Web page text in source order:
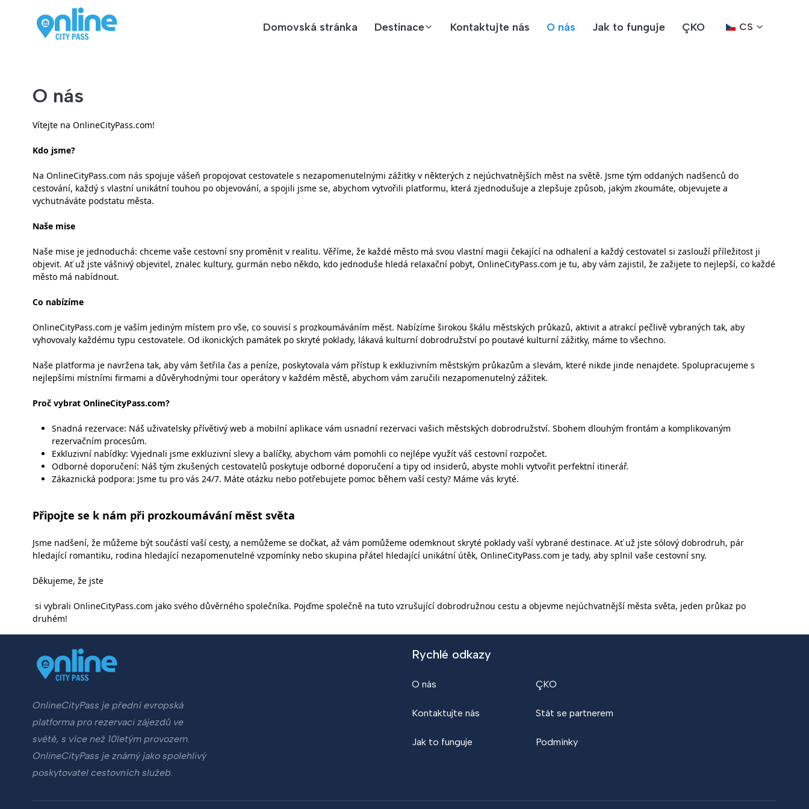
Domovská stránka Destinace Kontaktujte nás O nás Jak to funguje ÇKO CS
O nás
Vítejte na OnlineCityPass.com!
Kdo jsme?
Na OnlineCityPass.com nás spojuje vášeň propojovat cestovatele s nezapomenutelnými zážitky v některých z nejúchvatnějších měst na světě. Jsme tým oddaných nadšenců do
cestování, každý s vlastní unikátní touhou po objevování, a spojili jsme se, abychom vytvořili platformu, která zjednodušuje a zlepšuje způsob, jakým zkoumáte, objevujete a
vychutnáváte podstatu města.
Naše mise
Naše mise je jednoduchá: chceme vaše cestovní sny proměnit v realitu. Věříme, že každé město má svou vlastní magii čekající na odhalení a každý cestovatel si zaslouží příležitost ji
objevit. Ať už jste vášnivý objevitel, znalec kultury, gurmán nebo někdo, kdo jednoduše hledá relaxační pobyt, OnlineCityPass.com je tu, aby vám zajistil, že zažijete to nejlepší, co každé
město má nabídnout.
Co nabízíme
OnlineCityPass.com je vaším jediným místem pro vše, co souvisí s prozkoumáváním měst. Nabízíme širokou škálu městských průkazů, aktivit a atrakcí pečlivě vybraných tak, aby
vyhovovaly každému typu cestovatele. Od ikonických památek po skryté poklady, lákavá kulturní dobrodružství po poutavé kulturní zážitky, máme to všechno.
Naše platforma je navržena tak, aby vám šetřila čas a peníze, poskytovala vám přístup k exkluzivním městským průkazům a slevám, které nikde jinde nenajdete. Spolupracujeme s
nejlepšími místními firmami a důvěryhodnými tour operátory v každém městě, abychom vám zaručili nezapomenutelný zážitek.
Proč vybrat OnlineCityPass.com?
Snadná rezervace: Náš uživatelsky přívětivý web a mobilní aplikace vám usnadní rezervaci vašich městských dobrodružství. Sbohem dlouhým frontám a komplikovaným
rezervačním procesům.
Exkluzivní nabídky: Vyjednali jsme exkluzivní slevy a balíčky, abychom vám pomohli co nejlépe využít váš cestovní rozpočet.
Odborné doporučení: Náš tým zkušených cestovatelů poskytuje odborné doporučení a tipy od insiderů, abyste mohli vytvořit perfektní itinerář.
Zákaznická podpora: Jsme tu pro vás 24/7. Máte otázku nebo potřebujete pomoc během vaší cesty? Máme vás kryté.
Připojte se k nám při prozkoumávání měst světa
Jsme nadšení, že můžeme být součástí vaší cesty, a nemůžeme se dočkat, až vám pomůžeme odemknout skryté poklady vaší vybrané destinace. Ať už jste sólový dobrodruh, pár
hledající romantiku, rodina hledající nezapomenutelné vzpomínky nebo skupina přátel hledající unikátní útěk, OnlineCityPass.com je tady, aby splnil vaše cestovní sny.
Děkujeme, že jste
si vybrali OnlineCityPass.com jako svého důvěrného společníka. Pojďme společně na tuto vzrušující dobrodružnou cestu a objevme nejúchvatnější města světa, jeden průkaz po
druhém!
OnlineCityPass je přední evropská
platforma pro rezervaci zájezdů ve
světě, s více než 10letým provozem.
OnlineCityPass je známý jako spolehlivý
poskytovatel cestovních služeb.
Rychlé odkazy
O nás
Kontaktujte nás
Jak to funguje
ÇKO
Stát se partnerem
Podmínky